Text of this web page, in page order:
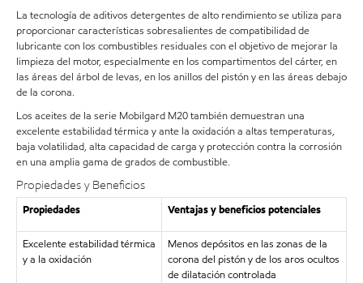
La tecnología de aditivos detergentes de alto rendimiento se utiliza para
proporcionar características sobresalientes de compatibilidad de
lubricante con los combustibles residuales con el objetivo de mejorar la
limpieza del motor, especialmente en los compartimentos del cárter, en
las áreas del árbol de levas, en los anillos del pistón y en las áreas debajo
de la corona.
Los aceites de la serie Mobilgard M20 también demuestran una
excelente estabilidad térmica y ante la oxidación a altas temperaturas,
baja volatilidad, alta capacidad de carga y protección contra la corrosión
en una amplia gama de grados de combustible.
Propiedades y Beneficios
Propiedades Ventajas y beneficios potenciales
Excelente estabilidad térmica
y a la oxidación
Menos depósitos en las zonas de la
corona del pistón y de los aros ocultos
de dilatación controlada